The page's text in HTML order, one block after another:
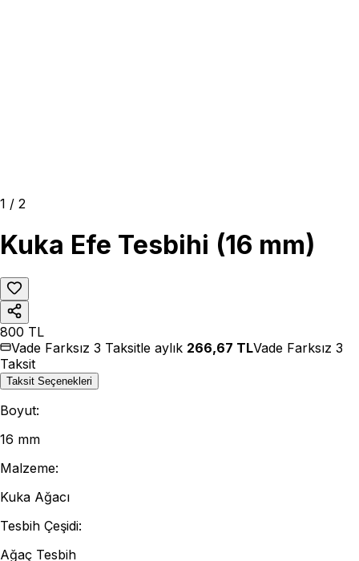
1 / 2
Kuka Efe Tesbihi (16 mm)
800 TL
Vade Farksız 3 Taksitle aylık 266,67 TLVade Farksız 3
Taksit
Taksit Seçenekleri
Boyut:
16 mm
Malzeme:
Kuka Ağacı
Tesbih Çeşidi:
Ağaç Tesbih